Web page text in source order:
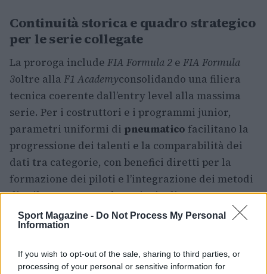
Sport Magazine - Do Not Process My Personal
Information
If you wish to opt-out of the sale, sharing to third parties, or
processing of your personal or sensitive information for
Continuità storica e quadro strategico
per le serie collegate
La proroga include FIA Formula 2 e FIA Formula
3oltre alla F1 Academyconsolidando una filiera
tecnica coerente dall’entry level alla massima
serie. Per i costruttori e i programmi junior,
parametri uniformi di pneumatico facilitano la
progressione dei talenti e la comparabilità dei
dati tra categorie, con benefici diretti per la
formazione dei piloti e l’integrazione dei metodi
di sviluppo tra squadre principali e team
satellite.
alimentare la ricerca su prestazioni, materiali e